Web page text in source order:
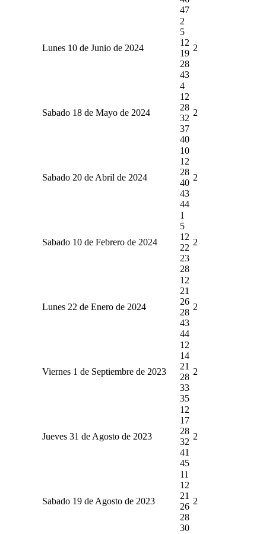
47
Lunes 10 de Junio de 2024
2
5
12
19
28
43
2
Sabado 18 de Mayo de 2024
4
12
28
32
37
40
2
Sabado 20 de Abril de 2024
10
12
28
40
43
44
2
Sabado 10 de Febrero de 2024
1
5
12
22
23
28
2
Lunes 22 de Enero de 2024
12
21
26
28
43
44
2
Viernes 1 de Septiembre de 2023
12
14
21
28
33
35
2
Jueves 31 de Agosto de 2023
12
17
28
32
41
45
2
Sabado 19 de Agosto de 2023
11
12
21
26
28
30
2